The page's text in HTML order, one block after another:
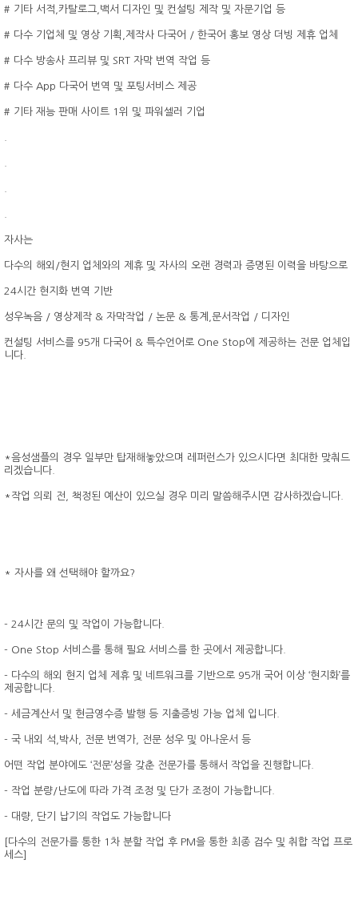
# 기타 서적,카탈로그,백서 디자인 및 컨설팅 제작 및 자문기업 등
# 다수 기업체 및 영상 기획,제작사 다국어 / 한국어 홍보 영상 더빙 제휴 업체
# 다수 방송사 프리뷰 및 SRT 자막 번역 작업 등
# 다수 App 다국어 번역 및 포팅서비스 제공
# 기타 재능 판매 사이트 1위 및 파워셀러 기업
자사는
다수의 해외/현지 업체와의 제휴 및 자사의 오랜 경력과 증명된 이력을 바탕으로
24시간 현지화 번역 기반
성우녹음 / 영상제작 & 자막작업 / 논문 & 통계,문서작업 / 디자인
컨설팅 서비스를 95개 다국어 & 특수언어로 One Stop에 제공하는 전문 업체입
니다.
*음성샘플의 경우 일부만 탑재해놓았으며 레퍼런스가 있으시다면 최대한 맞춰드
리겠습니다.
*작업 의뢰 전, 책정된 예산이 있으실 경우 미리 말씀해주시면 감사하겠습니다.
* 자사를 왜 선택해야 할까요?
- 24시간 문의 및 작업이 가능합니다.
- One Stop 서비스를 통해 필요 서비스를 한 곳에서 제공합니다.
- 다수의 해외 현지 업체 제휴 및 네트워크를 기반으로 95개 국어 이상 ‘현지화’를
제공합니다.
- 세금계산서 및 현금영수증 발행 등 지출증빙 가능 업체 입니다.
- 국 내외 석,박사, 전문 번역가, 전문 성우 및 아나운서 등
어떤 작업 분야에도 ‘전문’성을 갖춘 전문가를 통해서 작업을 진행합니다.
- 작업 분량/난도에 따라 가격 조정 및 단가 조정이 가능합니다.
- 대량, 단기 납기의 작업도 가능합니다
[다수의 전문가를 통한 1차 분할 작업 후 PM을 통한 최종 검수 및 취합 작업 프로
세스]